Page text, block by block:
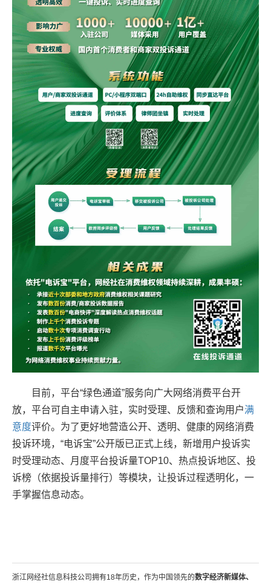
目前，平台“绿色通道”服务向广大网络消费平台开
放，平台可自主申请入驻，实时受理、反馈和查询用户满
意度评价。为了更好地营造公开、透明、健康的网络消费
投诉环境，“电诉宝”公开版已正式上线，新增用户投诉实
时受理动态、月度平台投诉量TOP10、热点投诉地区、投
诉榜（依据投诉量排行）等模块，让投诉过程透明化，一
手掌握信息动态。
浙江网经社信息科技公司拥有18年历史，作为中国领先的数字经济新媒体、